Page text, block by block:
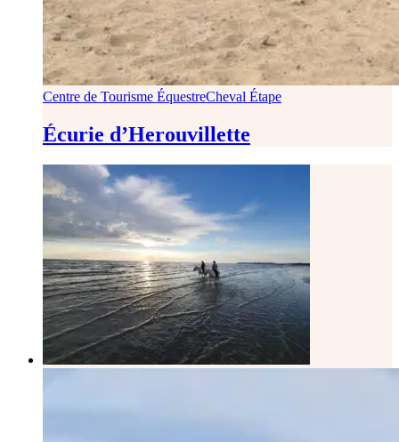
Centre de Tourisme ÉquestreCheval Étape
Écurie d’Herouvillette